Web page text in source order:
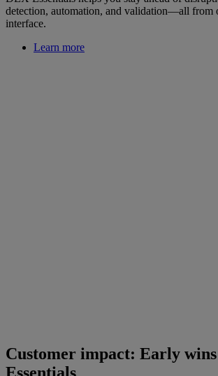
detection, automation, and validation—all from
interface.
Learn more
Customer impact: Early